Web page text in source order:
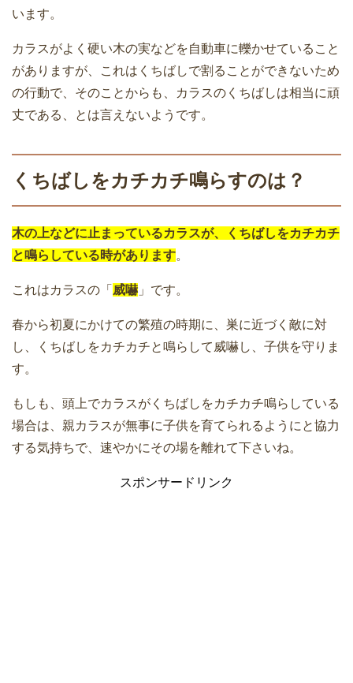
います。
カラスがよく硬い木の実などを自動車に轢かせていること
がありますが、これはくちばしで割ることができないため
の行動で、そのことからも、カラスのくちばしは相当に頑
丈である、とは言えないようです。
くちばしをカチカチ鳴らすのは？
木の上などに止まっているカラスが、くちばしをカチカチ
と鳴らしている時があります。
これはカラスの「 威嚇 」です。
春から初夏にかけての繁殖の時期に、巣に近づく敵に対
し、くちばしをカチカチと鳴らして威嚇し、子供を守りま
す。
もしも、頭上でカラスがくちばしをカチカチ鳴らしている
場合は、親カラスが無事に子供を育てられるようにと協力
する気持ちで、速やかにその場を離れて下さいね。
スポンサードリンク